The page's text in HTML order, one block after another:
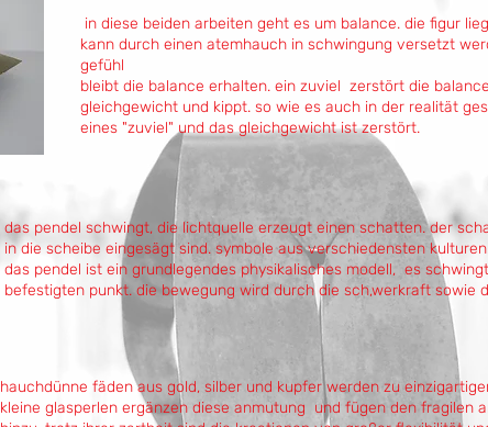
in diese beiden arbeiten geht es um balance. die figur
kann durch einen atemhauch in schwingung versetzt
gefühl
bleibt die balance erhalten. ein zuviel zerstört die
gleichgewicht und kippt. so wie es auch in der realität
eines "zuviel" und das gleichgewicht ist zerstört.
das pendel schwingt, die lichtquelle erzeugt einen schatten. der
in die scheibe eingesägt sind. symbole aus verschiedensten
das pendel ist ein grundlegendes physikalisches modell, es
befestigten punkt. die bewegung wird durch die sch,werkraft sowie
hauchdünne fäden aus gold, silber und kupfer werden zu
kleine glasperlen ergänzen diese anmutung und fügen den fragilen